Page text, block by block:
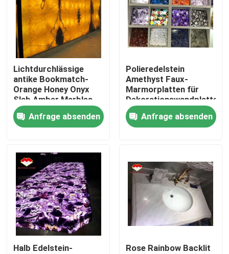
Kontakte
Produkte
Granit-Steinplatten
Granit-Steinfliesen
Poliergranit-Stein
Geflammter Granit-Stein
Marmorsteinplatte
Marmorsteinfliese
Lichtdurchlässige
antike Bookmatch-
Orange Honey Onyx
Slab Amber Marbles
Anfrage absenden
Polieredelstein
Amethyst Faux-
Marmorplatten für
Dekorationswandplatte
Anfrage absenden
Halb Edelstein-
Rose Rainbow Backlit